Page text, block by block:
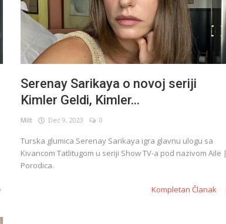
Serenay Sarikaya o novoj seriji
Kimler Geldi, Kimler...
Milt Dec 9, 2023 0
Turska glumica Serenay Sarikaya igra glavnu ulogu sa
Kivancom Tatlitugom u seriji Show TV-a pod nazivom Aile |
Porodica.
Kompletan Članak